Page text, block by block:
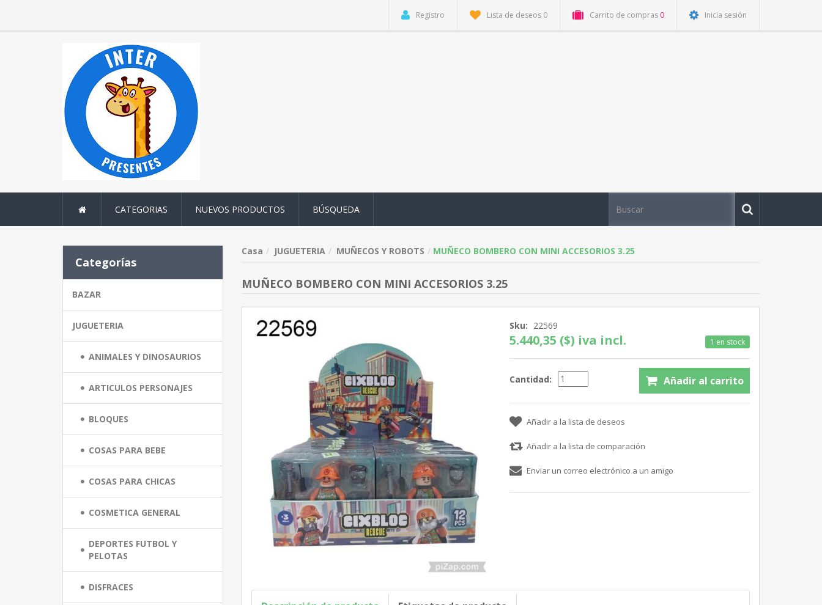
Registro Lista de deseos 0 Carrito de compras 0 Inicia sesión
CATEGORIAS NUEVOS PRODUCTOS BÚSQUEDA
Categorías
BAZAR
JUGUETERIA
ANIMALES Y DINOSAURIOS
ARTICULOS PERSONAJES
BLOQUES
COSAS PARA BEBE
COSAS PARA CHICAS
COSMETICA GENERAL
DEPORTES FUTBOL Y
PELOTAS
DISFRACES
Casa JUGUETERIA MUÑECOS Y ROBOTS MUÑECO BOMBERO CON MINI ACCESORIOS 3.25
MUÑECO BOMBERO CON MINI ACCESORIOS 3.25
Sku: 22569
5.440,35 ($) iva incl. 1 en stock
Cantidad: